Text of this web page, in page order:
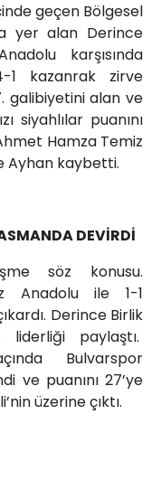
geçen Bölgesel
yer alan Derince
karşısında
1 kazanrak zirve
galibiyetini alan ve
siyahlılar puanını
Hamza Temiz
Ayhan kaybetti.
DEVİRDİ
söz konusu.
Anadolu ile 1-1
Derince Birlik
paylaştı.
Bulvarspor
ve puanını 27’ye
üzerine çıktı.